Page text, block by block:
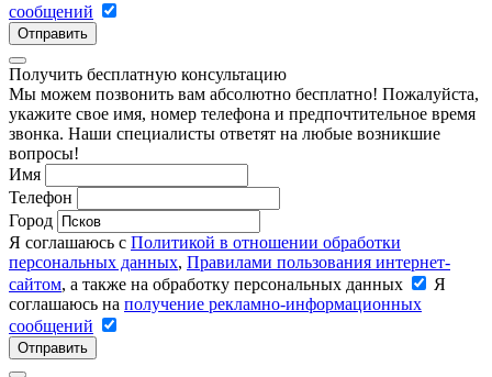
сообщений
Отправить
Получить бесплатную консультацию
Мы можем позвонить вам абсолютно бесплатно! Пожалуйста,
укажите свое имя, номер телефона и предпочтительное время
звонка. Наши специалисты ответят на любые возникшие
вопросы!
Имя
Телефон
Город
Я соглашаюсь с Политикой в отношении обработки
персональных данных, Правилами пользования интернет-
сайтом, а также на обработку персональных данных
Я
соглашаюсь на получение рекламно-информационных
сообщений
Отправить